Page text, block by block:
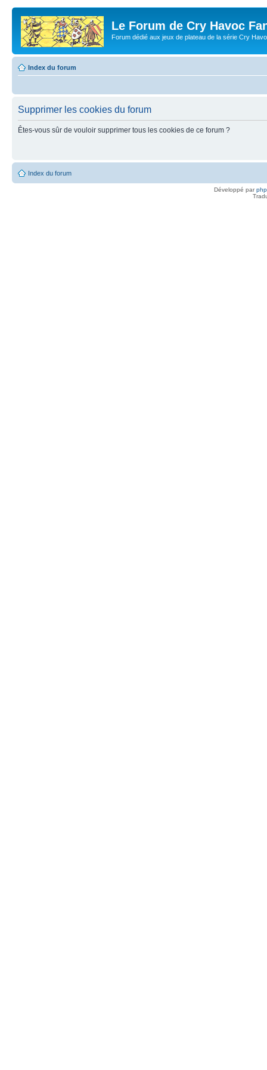
Le Forum de Cry Havoc
Forum dédié aux jeux de plateau de la série Cry
Index du forum
Supprimer les cookies du forum
Êtes-vous sûr de vouloir supprimer tous les cookies de ce forum ?
Index du forum
Développé par